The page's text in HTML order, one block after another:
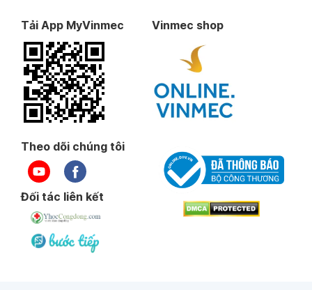
Tải App MyVinmec Vinmec shop
Theo dõi chúng tôi
Đối tác liên kết